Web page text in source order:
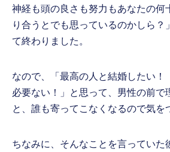
神経も頭の良さも努力もあなたの何
り合うとでも思っているのかしら？
て終わりました。
なので、「最高の人と結婚したい
必要ない！」と思って、男性の前で
と、誰も寄ってこなくなるので気を
ちなみに、そんなことを言っていた